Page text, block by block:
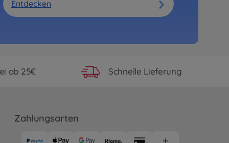
Entdecken
ab 25€ Schnelle Lieferung
Zahlungsarten